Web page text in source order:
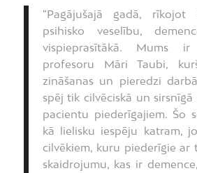
“Pagājušajā gadā, rīkojot
psihisko veselību,
vispieprasītākā. Mums
profesoru Māri Taubi,
zināšanas un pieredzi
spēj tik cilvēciskā un
pacientu piederīgajiem. Šo
kā lielisku iespēju katram,
cilvēkiem, kuru piederīgie ar
skaidrojumu, kas ir